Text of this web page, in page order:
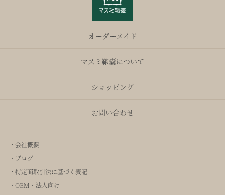
オーダーメイド
マスミ鞄嚢について
ショッピング
お問い合わせ
・会社概要
・ブログ
・特定商取引法に基づく表記
・OEM・法人向け